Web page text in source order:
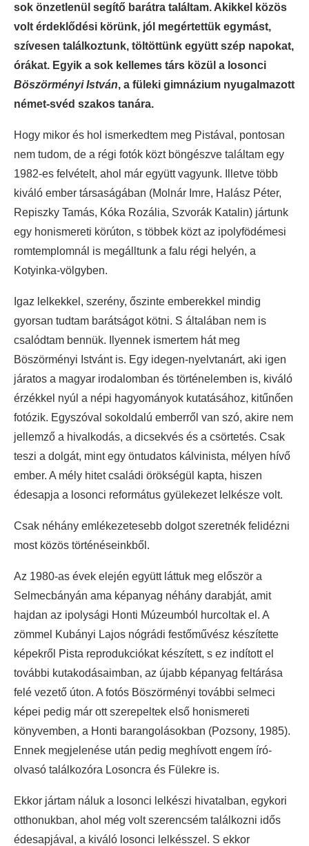
sok önzetlenül segítő barátra találtam. Akikkel közös
volt érdeklődési körünk, jól megértettük egymást,
szívesen találkoztunk, töltöttünk együtt szép napokat,
órákat. Egyik a sok kellemes társ közül a losonci
Böszörményi István, a füleki gimnázium nyugalmazott
német-svéd szakos tanára.
Hogy mikor és hol ismerkedtem meg Pistával, pontosan
nem tudom, de a régi fotók közt böngészve találtam egy
1982-es felvételt, ahol már együtt vagyunk. Illetve több
kiváló ember társaságában (Molnár Imre, Halász Péter,
Repiszky Tamás, Kóka Rozália, Szvorák Katalin) jártunk
egy honismereti körúton, s többek közt az ipolyfödémesi
romtemplomnál is megálltunk a falu régi helyén, a
Kotyinka-völgyben.
Igaz lelkekkel, szerény, őszinte emberekkel mindig
gyorsan tudtam barátságot kötni. S általában nem is
csalódtam bennük. Ilyennek ismertem hát meg
Böszörményi Istvánt is. Egy idegen-nyelvtanárt, aki igen
járatos a magyar irodalomban és történelemben is, kiváló
érzékkel nyúl a népi hagyományok kutatásához, kitűnően
fotózik. Egyszóval sokoldalú emberről van szó, akire nem
jellemző a hivalkodás, a dicsekvés és a csörtetés. Csak
teszi a dolgát, mint egy öntudatos kálvinista, mélyen hívő
ember. A mély hitet családi örökségül kapta, hiszen
édesapja a losonci református gyülekezet lelkésze volt.
Csak néhány emlékezetesebb dolgot szeretnék felidézni
most közös történéseinkből.
Az 1980-as évek elején együtt láttuk meg először a
Selmecbányán ama képanyag néhány darabját, amit
hajdan az ipolysági Honti Múzeumból hurcoltak el. A
zömmel Kubányi Lajos nógrádi festőművész készítette
képekről Pista reprodukciókat készített, s ez indított el
további kutakodásaimban, az újabb képanyag feltárása
felé vezető úton. A fotós Böszörményi további selmeci
képei pedig már ott szerepeltek első honismereti
könyvemben, a Honti barangolásokban (Pozsony, 1985).
Ennek megjelenése után pedig meghívott engem író-
olvasó találkozóra Losoncra és Fülekre is.
Ekkor jártam náluk a losonci lelkészi hivatalban, egykori
otthonukban, ahol még volt szerencsém találkozni idős
édesapjával, a kiváló losonci lelkésszel. S ekkor